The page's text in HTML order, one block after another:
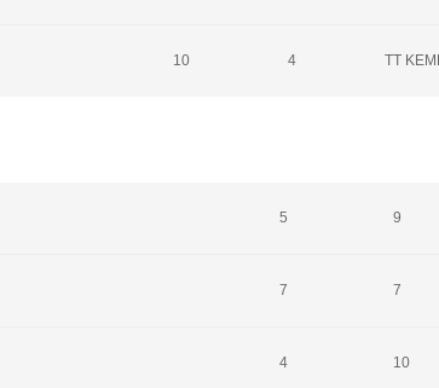
10 4 TT
5 9
7 7
4 10